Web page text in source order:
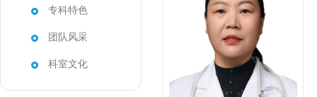
专科特色
团队风采
科室文化